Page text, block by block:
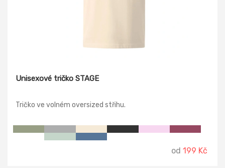
Unisexové tričko STAGE
Tričko ve volném oversized střihu.
od 199 Kč